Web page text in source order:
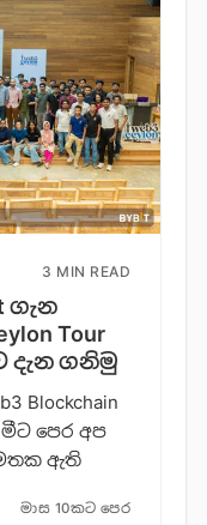
3 MIN READ
ගැ​න
Tour
දැන ගනි​මු
Blockchain
පෙර අප
ඇති
මාස 10කට පෙර